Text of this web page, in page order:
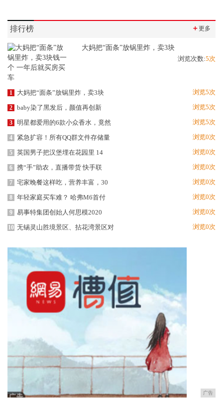
排行榜 ＋更多
大妈把“面条”放锅里炸，卖3块
浏览次数:5次
1 大妈把“面条”放锅里炸，卖3块 浏览5次
2 baby染了黑发后，颜值再创新 浏览5次
3 明星都爱用的6款小众香水，竟然 浏览5次
4 紧急扩容！所有QQ群文件存储量 浏览0次
5 英国男子把汉堡埋在花园里 14 浏览0次
6 携“手”助农，直播带货 快手联 浏览0次
7 宅家晚餐这样吃，营养丰富，30 浏览0次
8 年轻家庭买车难？ 哈弗M6首付 浏览0次
9 易事特集团创始人何思模2020 浏览0次
10 无锡灵山胜境景区、拈花湾景区对 浏览0次
广告